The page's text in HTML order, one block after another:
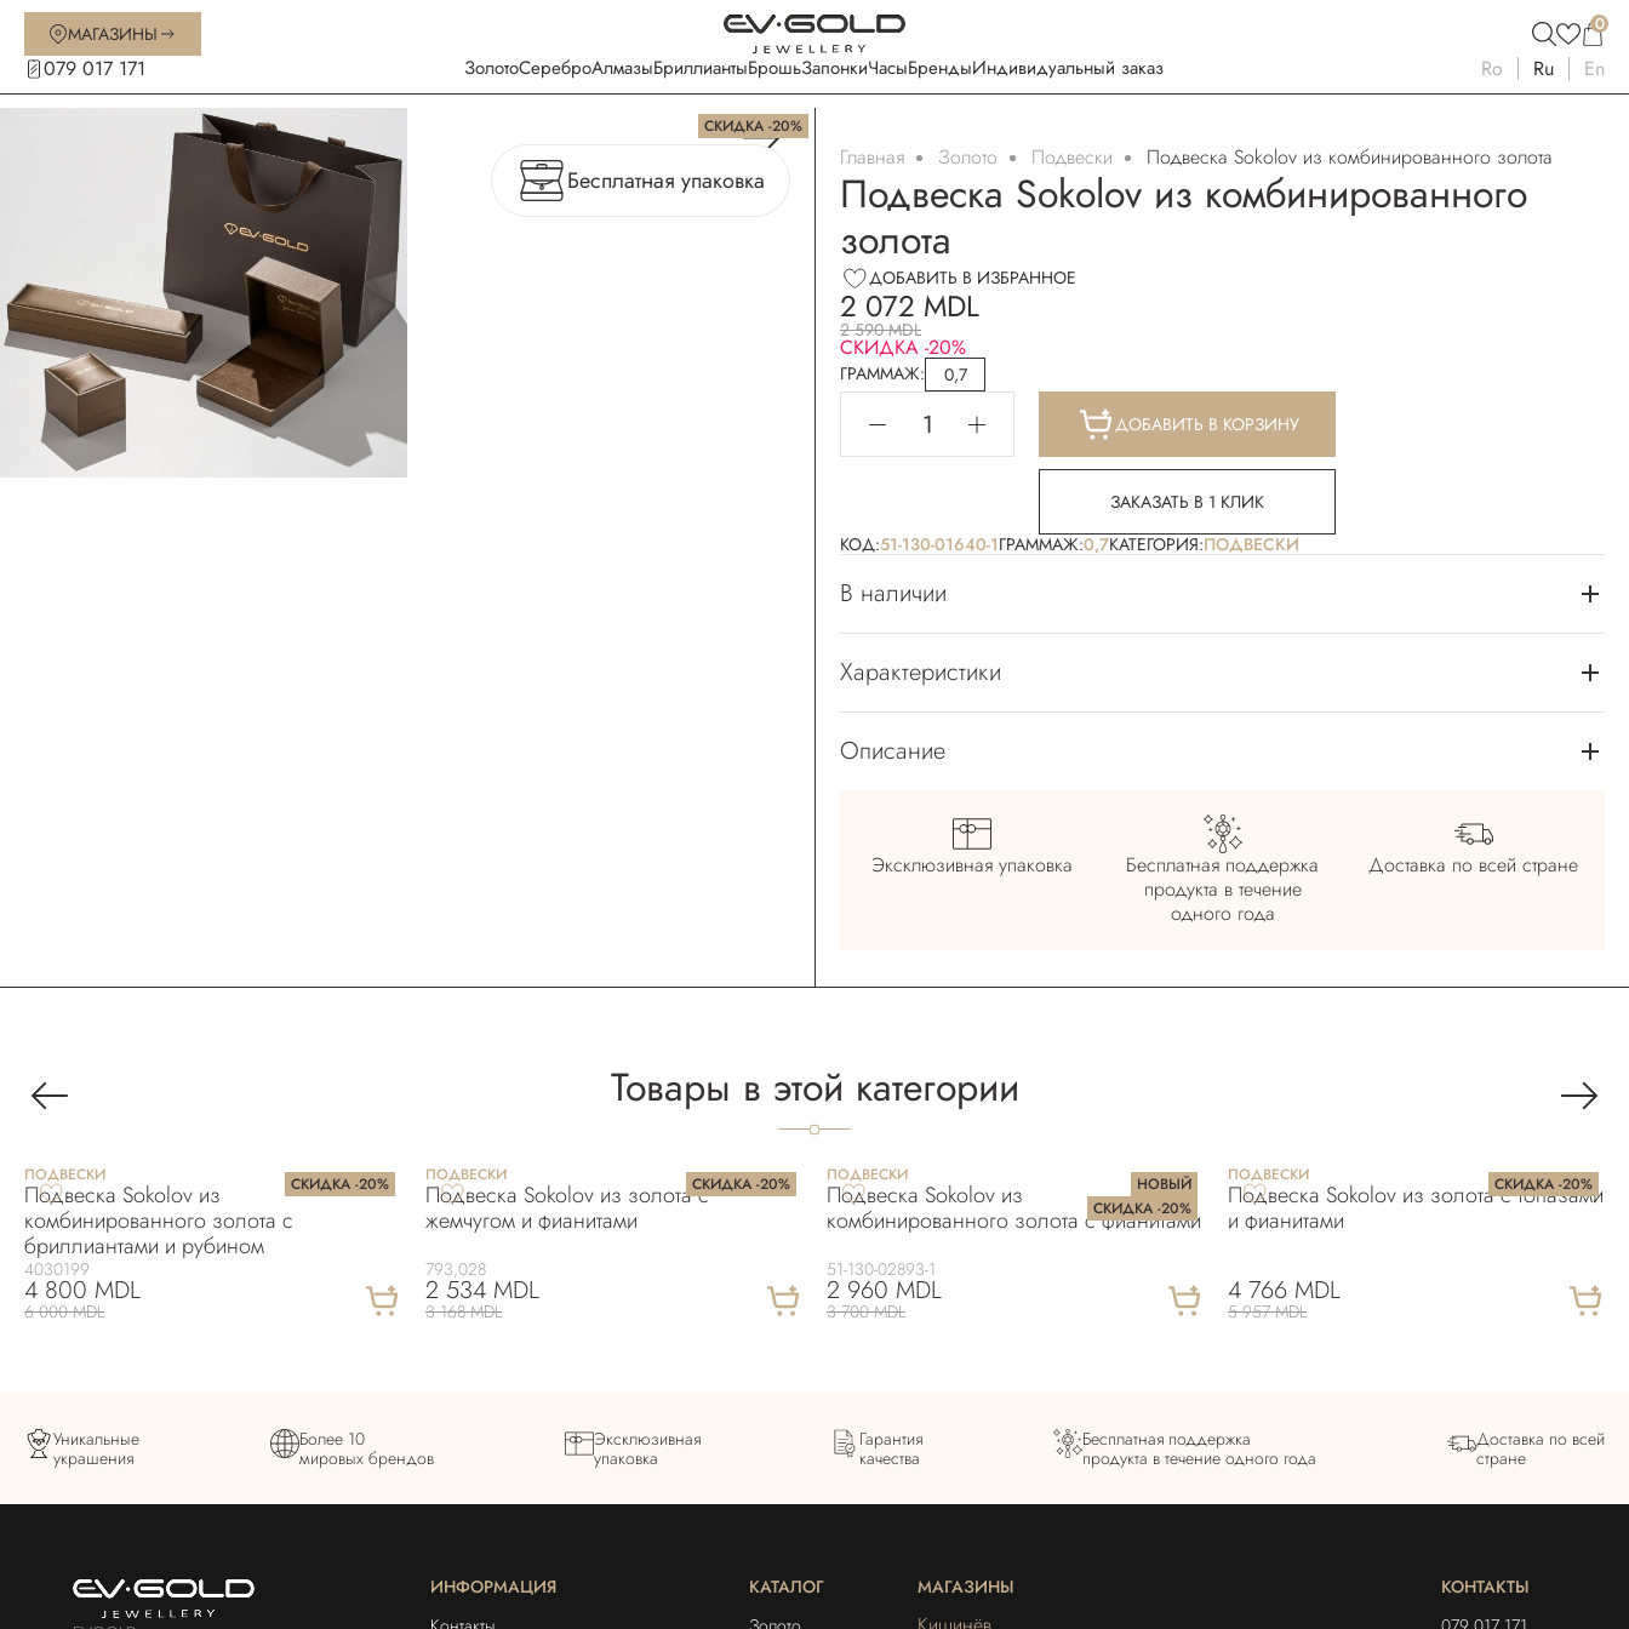
МАГАЗИНЫ 0
079 017 171 ЗолотоСереброАлмазыБриллиантыБрошьЗапонкиЧасыБрендыИндивидуальный заказ Ro Ru En
СКИДКА -20%
Бесплатная упаковка
Главная Золото Подвески Подвеска Sokolov из комбинированного золота
Подвеска Sokolov из комбинированного
золота
ДОБАВИТЬ В ИЗБРАННОЕ
2 072 MDL
2 590 MDL
СКИДКА -20%
ГРАММАЖ: 0,7
ДОБАВИТЬ В КОРЗИНУ
ЗАКАЗАТЬ В 1 КЛИК
КОД:51-130-01640-1ГРАММАЖ:0,7КАТЕГОРИЯ:ПОДВЕСКИ
В наличии
Характеристики
Описание
Эксклюзивная упаковка
Бесплатная поддержка
продукта в течение
одного года
Доставка по всей стране
Товары в этой категории
СКИДКА -20%
ПОДВЕСКИ
Подвеска Sokolov из
комбинированного золота с
бриллиантами и рубином
4030199
4 800 MDL
6 000 MDL
СКИДКА -20%
ПОДВЕСКИ
Подвеска Sokolov из золота с
жемчугом и фианитами
793,028
2 534 MDL
3 168 MDL
НОВЫЙ
СКИДКА -20%
ПОДВЕСКИ
Подвеска Sokolov из
комбинированного золота с фианитами
51-130-02893-1
2 960 MDL
3 700 MDL
СКИДКА -20%
ПОДВЕСКИ
Подвеска Sokolov из золота с топазами
и фианитами
4 766 MDL
5 957 MDL
Уникальные
украшения
Более 10
мировых брендов
Эксклюзивная
упаковка
Гарантия
качества
Бесплатная поддержка
продукта в течение одного года
Доставка по всей
стране
ИНФОРМАЦИЯ
КАТАЛОГ
МАГАЗИНЫ
КОНТАКТЫ